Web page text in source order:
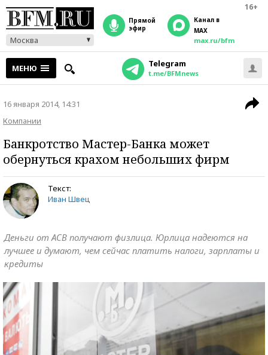
16+
Москва
прямой
эфир
Канал в
MAX
max.ru/bfm
МЕНЮ Telegram
t.me/BFMnews
16 января 2014, 14:31
Компании
Банкротство Мастер-Банка может
обернуться крахом небольших фирм
Текст:
Иван Швец
Деньги от АСВ получают физлица. Юрлица надеются на
лучшее и думают, чем сейчас платить налоги, зарплаты и
кредиты